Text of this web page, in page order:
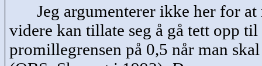
Jeg argumenterer ikke her for at
videre kan tillate seg å gå tett opp til
promillegrensen på 0,5 når man